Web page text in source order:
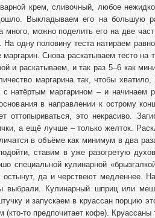
крем, сливочный, любое
Выкладываем его на большую
можно поделить его на две
одну половину теста натираем
Снова раскатываем тесто
и раскатываем, и так раз 5–6 как
маргарина так, чтобы
натёртым маргарином – и начинаем
в направлении к острому
оттопыриваться, это некрасиво.
а ещё лучше – только желток.
в объёме как минимум в два
ставим в уже разогретую
специальной кулинарной
да и черствеют медленнее.
Кулинарный шприц или
и запускаем в круассан порцию
то предпочитает кофе). Круассаны